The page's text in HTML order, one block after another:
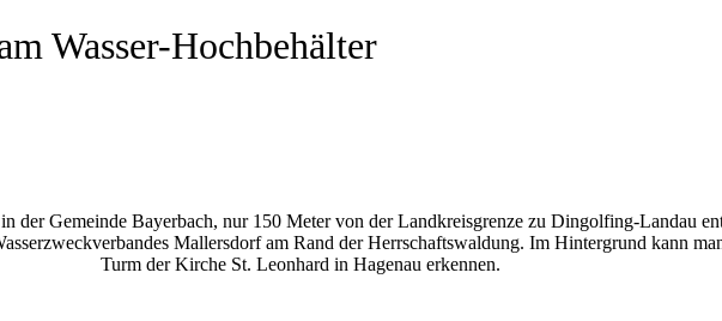
Wasser-Hochbehälter
der Gemeinde Bayerbach, nur 150 Meter von der Landkreisgrenze zu Dingolfing-Landau
Mallersdorf am Rand der Herrschaftswaldung. Im Hintergrund kann
Turm der Kirche St. Leonhard in Hagenau erkennen.